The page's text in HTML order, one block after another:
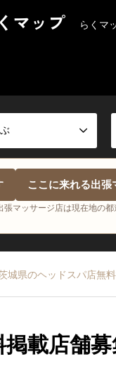
マップ らくマ
ここに来れる出張
マッサージ店は現在地の都
城県のヘッドスパ店無
載店舗